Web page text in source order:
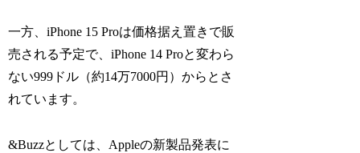
一方、iPhone 15 Proは価格据え置きで販
売される予定で、iPhone 14 Proと変わら
ない999ドル（約14万7000円）からとさ
れています。
&Buzzとしては、Appleの新製品発表に